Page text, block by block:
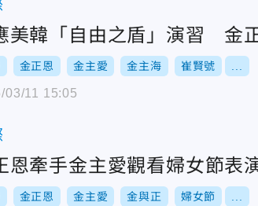
美韓「自由之盾」演習 金
金正恩 金主愛 金主海 崔賢號
03/11 15:05
恩牽手金主愛觀看婦女節表
金正恩 金主愛 金與正 婦女節